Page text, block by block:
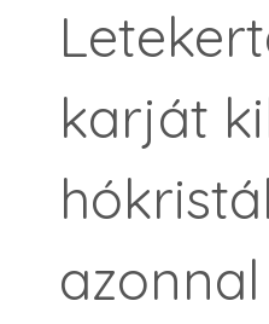
karját